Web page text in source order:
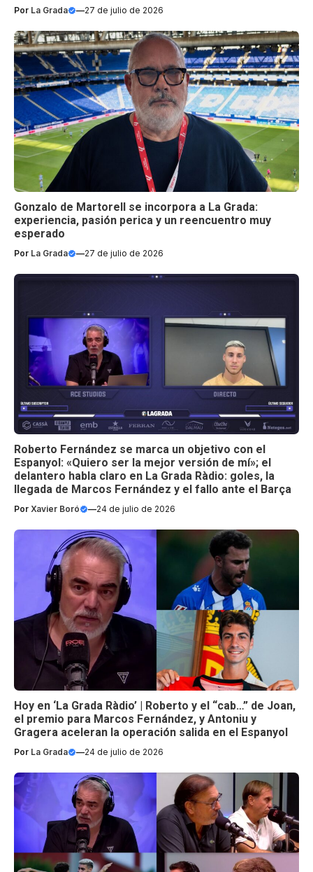
Por La Grada —27 de julio de 2026
Gonzalo de Martorell se incorpora a La Grada:
experiencia, pasión perica y un reencuentro muy
esperado
Por La Grada —27 de julio de 2026
Roberto Fernández se marca un objetivo con el
Espanyol: «Quiero ser la mejor versión de mí»; el
delantero habla claro en La Grada Ràdio: goles, la
llegada de Marcos Fernández y el fallo ante el Barça
Por Xavier Boró —24 de julio de 2026
Hoy en ‘La Grada Ràdio’ | Roberto y el “cab…” de Joan,
el premio para Marcos Fernández, y Antoniu y
Gragera aceleran la operación salida en el Espanyol
Por La Grada —24 de julio de 2026